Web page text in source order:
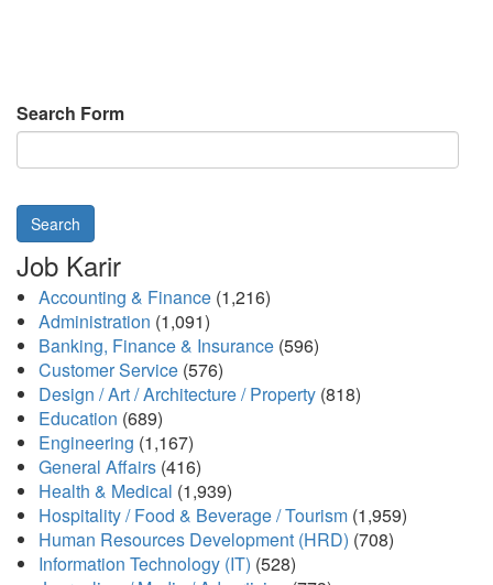
Search Form
Search
Job Karir
Accounting & Finance (1,216)
Administration (1,091)
Banking, Finance & Insurance (596)
Customer Service (576)
Design / Art / Architecture / Property (818)
Education (689)
Engineering (1,167)
General Affairs (416)
Health & Medical (1,939)
Hospitality / Food & Beverage / Tourism (1,959)
Human Resources Development (HRD) (708)
Information Technology (IT) (528)